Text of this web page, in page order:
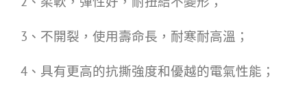
3、不開裂，使用壽命長，耐寒耐高溫；
4、具有更高的抗撕強度和優越的電氣性能；